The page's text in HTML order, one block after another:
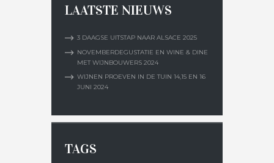
LAATSTE NIEUWS
3 DAAGSE UITSTAP NAAR ALSACE 2025
NOVEMBERDEGUSTATIE EN WINE & DINE
MET WIJNBOUWERS 2024
WIJNEN PROEVEN IN DE TUIN 14,15 EN 16
JUNI 2024
TAGS